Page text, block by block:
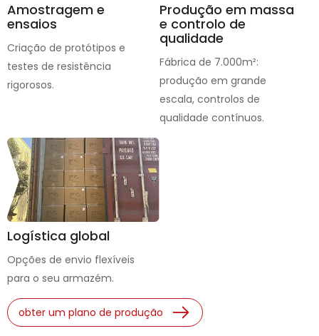
Amostragem e
ensaios
Criação de protótipos e
testes de resistência
rigorosos.
Produção em massa
e controlo de
qualidade
Fábrica de 7.000m²:
produção em grande
escala, controlos de
qualidade contínuos.
Logística global
Opções de envio flexíveis
para o seu armazém.
obter um plano de produção